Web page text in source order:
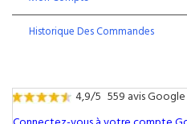
Historique Des Commandes
4,9/5 559 avis Google